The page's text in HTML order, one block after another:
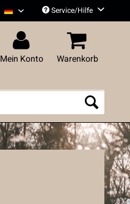
Liedfett DeutschService/Hilfe
Mein Konto Warenkorb